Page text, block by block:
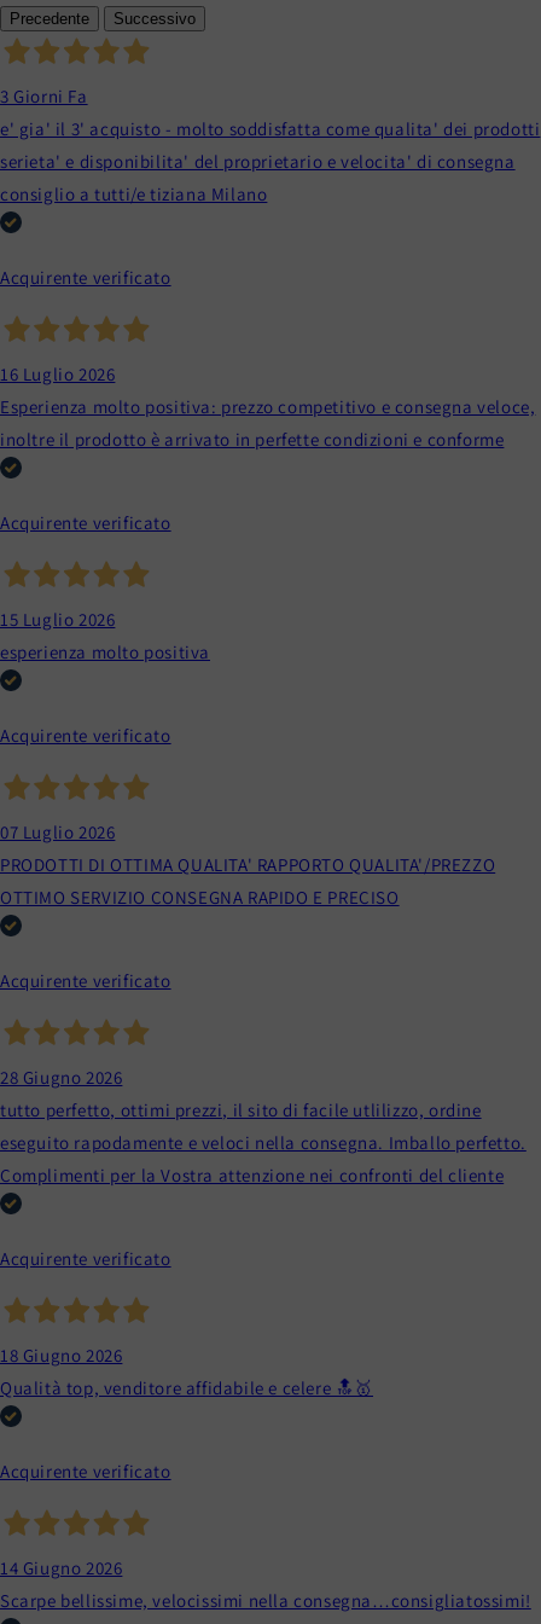
Precedente Successivo
3 Giorni Fa
e' gia' il 3' acquisto - molto soddisfatta come qualita' dei prodotti
serieta' e disponibilita' del proprietario e velocita' di consegna
consiglio a tutti/e tiziana Milano
Acquirente verificato
16 Luglio 2026
Esperienza molto positiva: prezzo competitivo e consegna veloce,
inoltre il prodotto è arrivato in perfette condizioni e conforme
Acquirente verificato
15 Luglio 2026
esperienza molto positiva
Acquirente verificato
07 Luglio 2026
PRODOTTI DI OTTIMA QUALITA' RAPPORTO QUALITA'/PREZZO
OTTIMO SERVIZIO CONSEGNA RAPIDO E PRECISO
Acquirente verificato
28 Giugno 2026
tutto perfetto, ottimi prezzi, il sito di facile utlilizzo, ordine
eseguito rapodamente e veloci nella consegna. Imballo perfetto.
Complimenti per la Vostra attenzione nei confronti del cliente
Acquirente verificato
18 Giugno 2026
Qualità top, venditore affidabile e celere 🔝🥇
Acquirente verificato
14 Giugno 2026
Scarpe bellissime, velocissimi nella consegna…consigliatossimi!